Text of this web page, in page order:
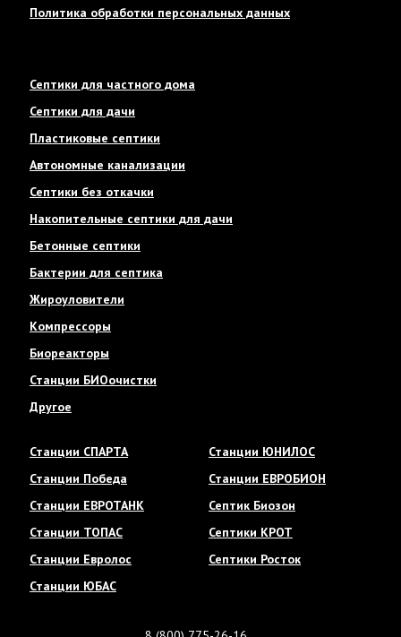
Политика обработки персональных данных
Септики для частного дома
Септики для дачи
Пластиковые септики
Автономные канализации
Септики без откачки
Накопительные септики для дачи
Бетонные септики
Бактерии для септика
Жироуловители
Компрессоры
Биореакторы
Станции БИОочистки
Другое
Станции СПАРТА
Станции Победа
Станции ЕВРОТАНК
Станции ТОПАС
Станции Евролос
Станции ЮБАС
Станции ЮНИЛОС
Станции ЕВРОБИОН
Септик Биозон
Септики КРОТ
Септики Росток